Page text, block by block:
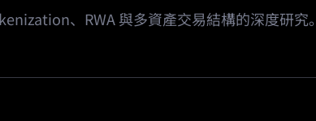
、RWA 與多資產交易結構的深度研究。